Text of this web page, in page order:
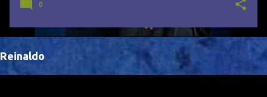
Brasil, abrindo portas para novas oportunidades no
a representação brasileira no cinema global!
0
Reinaldo